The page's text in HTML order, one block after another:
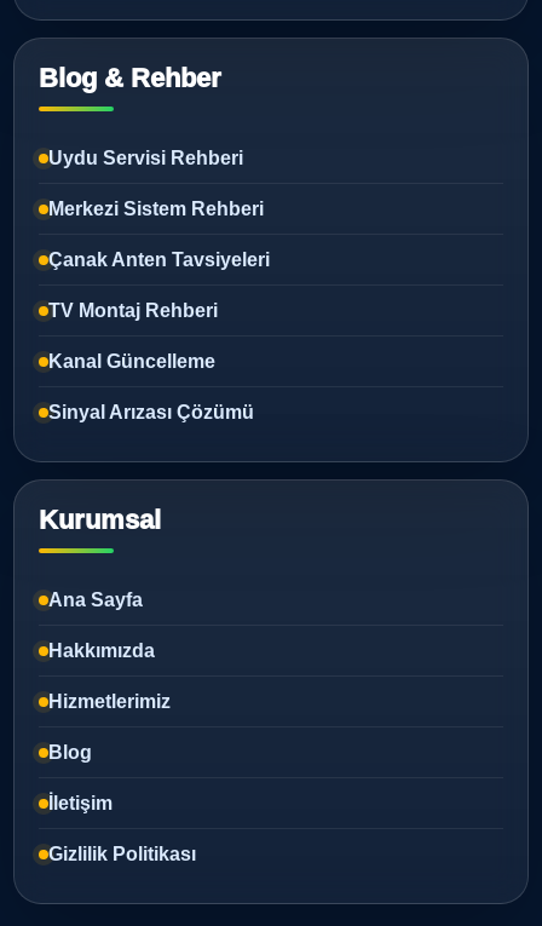
Blog & Rehber
Uydu Servisi Rehberi
Merkezi Sistem Rehberi
Çanak Anten Tavsiyeleri
TV Montaj Rehberi
Kanal Güncelleme
Sinyal Arızası Çözümü
Kurumsal
Ana Sayfa
Hakkımızda
Hizmetlerimiz
Blog
İletişim
Gizlilik Politikası